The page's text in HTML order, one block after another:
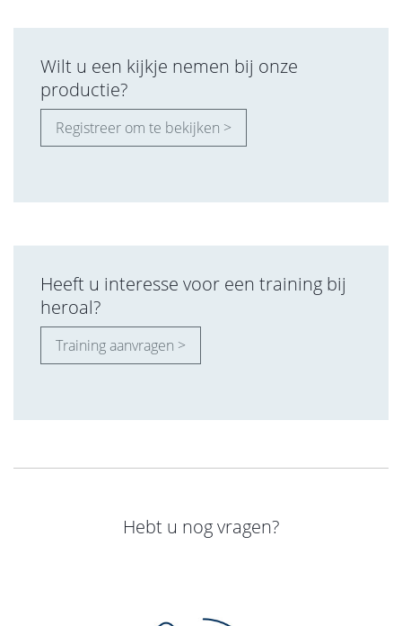
Wilt u een kijkje nemen bij onze
productie?
Registreer om te bekijken >
Heeft u interesse voor een training bij
heroal?
Training aanvragen >
Hebt u nog vragen?